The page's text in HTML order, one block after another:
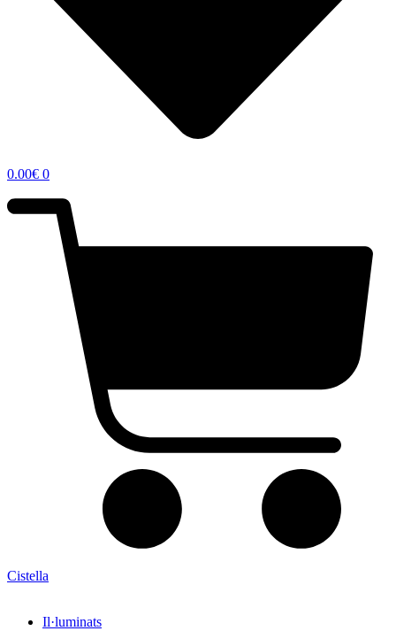
0.00€ 0
Cistella
Il·luminats